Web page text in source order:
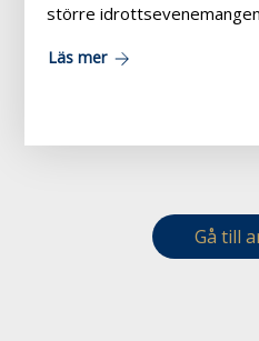
större
Läs mer
Gå till